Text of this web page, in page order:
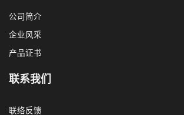
公司简介
企业风采
产品证书
联系我们
联络反馈